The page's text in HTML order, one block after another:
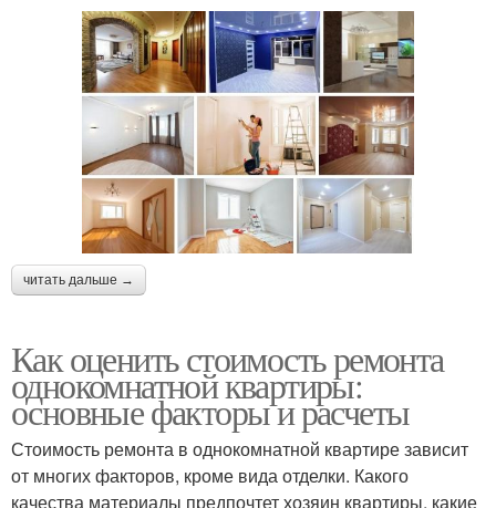
читать дальше →
Как оценить стоимость ремонта
однокомнатной квартиры:
основные факторы и расчеты
Стоимость ремонта в однокомнатной квартире зависит
от многих факторов, кроме вида отделки. Какого
качества материалы предпочтет хозяин квартиры, какие